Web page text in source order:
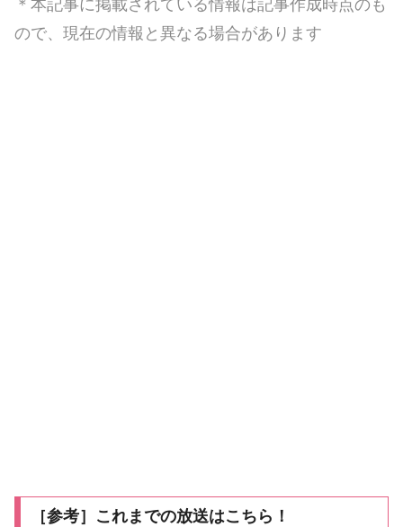
＊本記事に掲載されている情報は記事作成時点のも
ので、現在の情報と異なる場合があります
［参考］これまでの放送はこちら！